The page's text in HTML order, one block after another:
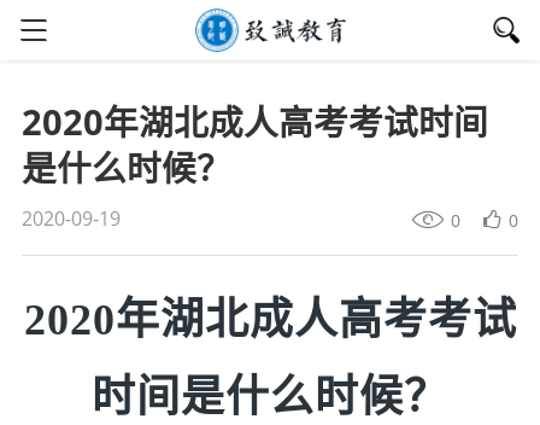
2020年湖北成人高考考试时间
是什么时候？
2020-09-19 0 0
2020年湖北成人高考考试
时间是什么时候？